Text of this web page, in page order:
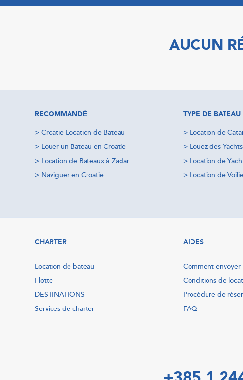
AUCUN
RECOMMANDÉ
> Croatie Location de Bateau
> Louer un Bateau en Croatie
> Location de Bateaux à Zadar
> Naviguer en Croatie
TYPE DE BATEAU
> Location de
> Louez des
> Location de
> Location de
CHARTER
Location de bateau
Flotte
DESTINATIONS
Services de charter
AIDES
Comment
Conditions de
Procédure de
FAQ